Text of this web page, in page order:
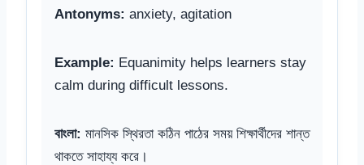
Antonyms: anxiety, agitation
Example: Equanimity helps learners stay
calm during difficult lessons.
বাংলা: মানসিক স্থিরতা কঠিন পাঠের সময় শিক্ষার্থীদের শান্ত
থাকতে সাহায্য করে।